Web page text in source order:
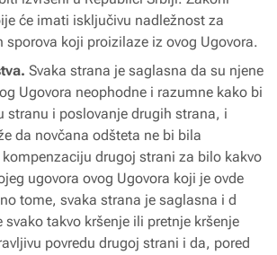
će imati isključivu nadležnost za
sporova koji proizilaze iz ovog Ugovora.
Svaka strana je saglasna da su njene
Ugovora neophodne i razumne kako bi
stranu i poslovanje drugih strana, i
da novčana odšteta ne bi bila
drugoj strani za bilo kakvo
ugovora ovog Ugovora koji je ovde
tome, svaka strana je saglasna i d
svako takvo kršenje ili pretnje kršenje
povredu drugoj strani i da, pored